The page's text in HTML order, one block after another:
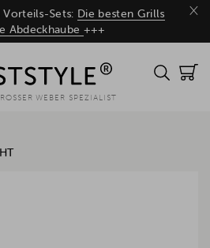
×
Sets: Die besten Grills
Abdeckhaube +++
WEBER SPEZIALIST